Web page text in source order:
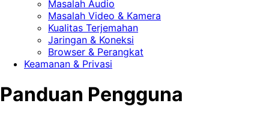
Masalah Audio
Masalah Video & Kamera
Kualitas Terjemahan
Jaringan & Koneksi
Browser & Perangkat
Keamanan & Privasi
Panduan Pengguna